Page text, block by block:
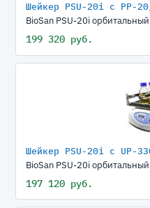
Шейкер PSU-20i с PP-
BioSan PSU-20i
199 320 руб.
Шейкер PSU-20i с UP-
BioSan PSU-20i
197 120 руб.